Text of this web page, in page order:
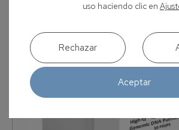
Tiaris
uso haciendo clic en
Aceptar
Rechazar